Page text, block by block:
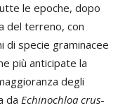
le epoche, dopo
del terreno, con
di specie graminacee
più anticipate la
degli
da Echinochloa crus-